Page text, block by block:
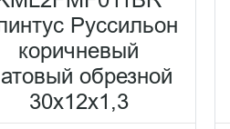
Руссильон
коричневый
обрезной
30x12x1,3